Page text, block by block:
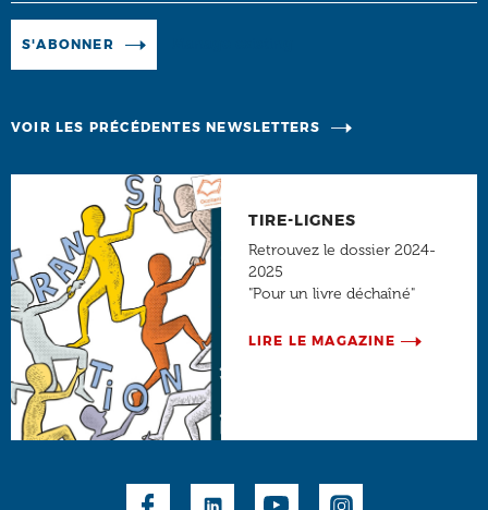
S'ABONNER
VOIR LES PRÉCÉDENTES NEWSLETTERS
TIRE-LIGNES
Retrouvez le dossier 2024-
2025
"Pour un livre déchaîné"
LIRE LE MAGAZINE